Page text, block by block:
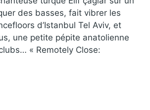
des basses, fait vibrer les
d’Istanbul Tel Aviv, et
une petite pépite anatolienne
« Remotely Close: